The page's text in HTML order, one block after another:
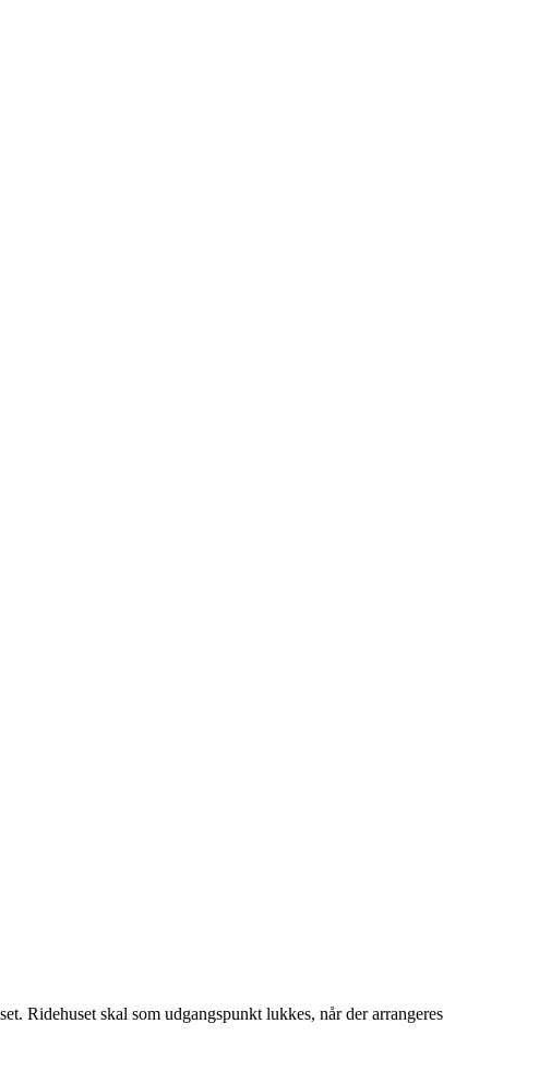
Ridehuset skal som udgangspunkt lukkes, når der arrangeres